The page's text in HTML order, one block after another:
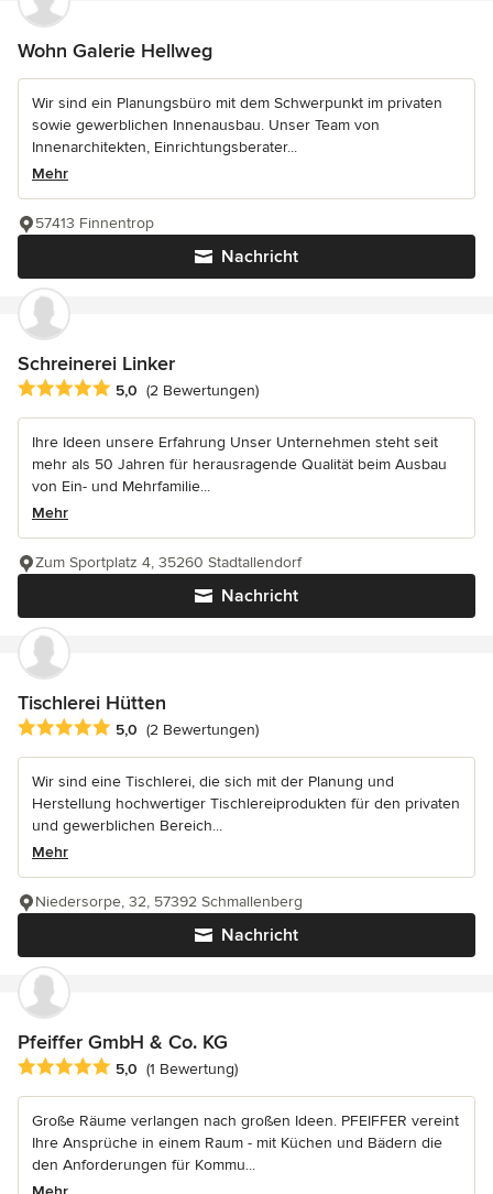
Wohn Galerie Hellweg
Wir sind ein Planungsbüro mit dem Schwerpunkt im privaten
sowie gewerblichen Innenausbau. Unser Team von
Innenarchitekten, Einrichtungsberater...
Mehr
Nachricht
57413 Finnentrop
Schreinerei Linker
Durchschnittliche Bewertung: 5 von 5 Sternen
5,0 (2 Bewertungen)
Ihre Ideen unsere Erfahrung Unser Unternehmen steht seit
mehr als 50 Jahren für herausragende Qualität beim Ausbau
von Ein- und Mehrfamilie...
Mehr
Nachricht
Zum Sportplatz 4, 35260 Stadtallendorf
Tischlerei Hütten
Durchschnittliche Bewertung: 5 von 5 Sternen
5,0 (2 Bewertungen)
Wir sind eine Tischlerei, die sich mit der Planung und
Herstellung hochwertiger Tischlereiprodukten für den privaten
und gewerblichen Bereich...
Mehr
Nachricht
Niedersorpe, 32, 57392 Schmallenberg
Pfeiffer GmbH & Co. KG
Durchschnittliche Bewertung: 5 von 5 Sternen
5,0 (1 Bewertung)
Große Räume verlangen nach großen Ideen. PFEIFFER vereint
Ihre Ansprüche in einem Raum - mit Küchen und Bädern die
den Anforderungen für Kommu...